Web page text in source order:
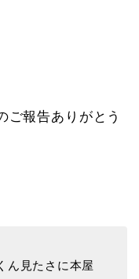
ご報告ありがとう
ん見たさに本屋